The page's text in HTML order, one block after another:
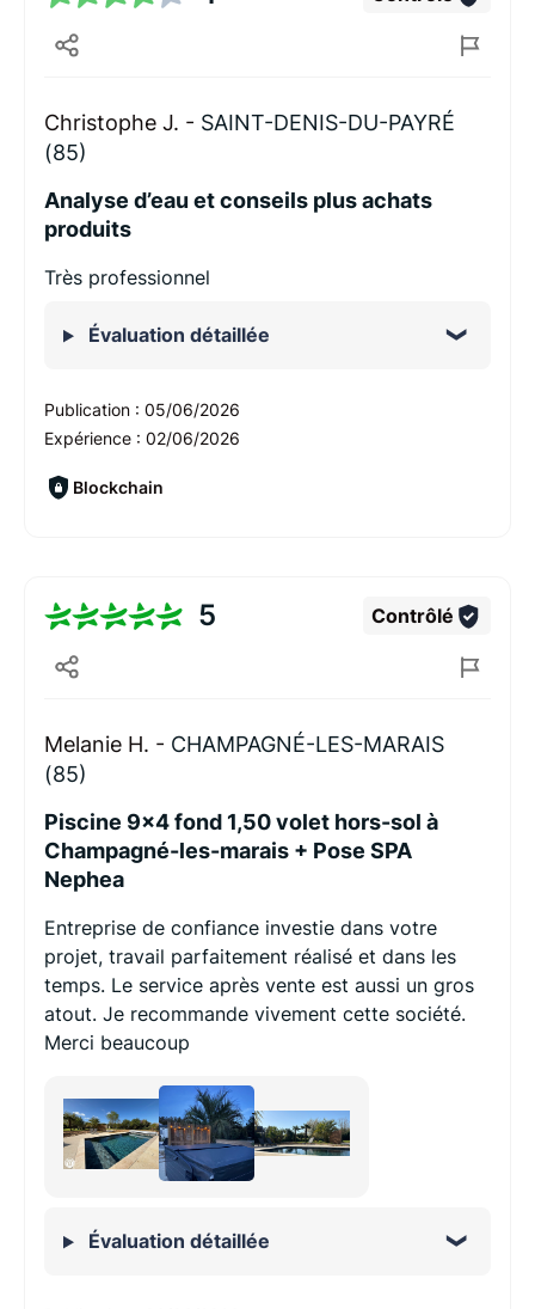
Christophe J. - SAINT-DENIS-DU-PAYRÉ
(85)
Analyse d’eau et conseils plus achats
produits
Très professionnel
Évaluation détaillée
Publication : 05/06/2026
Expérience : 02/06/2026
Blockchain
5 Contrôlé
Melanie H. - CHAMPAGNÉ-LES-MARAIS
(85)
Piscine 9x4 fond 1,50 volet hors-sol à
Champagné-les-marais + Pose SPA
Nephea
Entreprise de confiance investie dans votre
projet, travail parfaitement réalisé et dans les
temps. Le service après vente est aussi un gros
atout. Je recommande vivement cette société.
Merci beaucoup
Évaluation détaillée